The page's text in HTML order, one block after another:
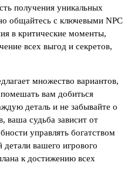
получения уникальных
общайтесь с ключевыми NPC
в критические моменты,
всех выгод и секретов,
множество вариантов,
вам добиться
деталь и не забывайте о
ваша судьба зависит от
управлять богатством
вашего игрового
к достижению всех